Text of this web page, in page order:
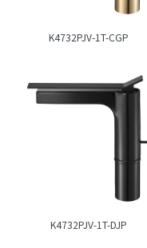
K4732PJV-1T-CGP
K4732PJV-1T-DJP